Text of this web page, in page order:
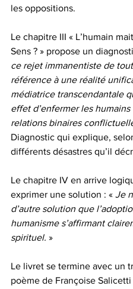
les oppositions.
Le chapitre III « L’humain
Sens ? » propose un
ce rejet immanentiste de
référence à une réalité
médiatrice transcendantale
effet d’enfermer les humains
relations binaires
Diagnostic qui explique,
différents désastres qu’il
Le chapitre IV en arrive
exprimer une solution : « Je
d’autre solution que
humanisme s’affirmant
spirituel. »
Le livret se termine avec un
poème de Françoise